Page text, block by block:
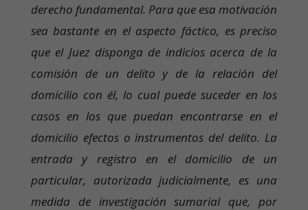
derecho fundamental. Para que esa motivación
sea bastante en el aspecto fáctico, es preciso
que el Juez disponga de indicios acerca de la
comisión de un delito y de la relación del
domicilio con él, lo cual puede suceder en los
casos en los que puedan encontrarse en el
domicilio efectos o instrumentos del delito. La
entrada y registro en el domicilio de un
particular, autorizada judicialmente, es una
medida de investigación sumarial que, por